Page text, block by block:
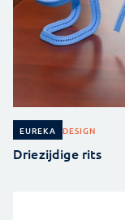
EUREKA DESIGN
Driezijdige rits